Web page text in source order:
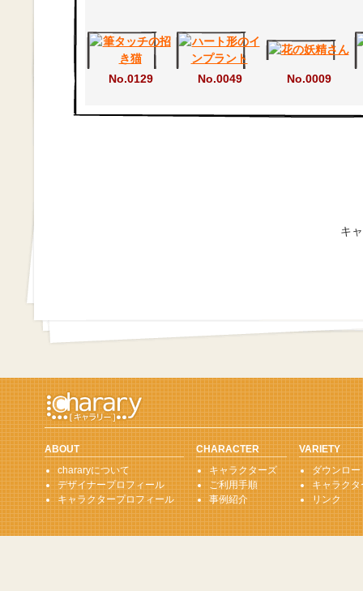
No.0129 No.0049 No.0009
キ
ABOUT
chararyについて
デザイナープロフィール
キャラクタープロフィール
CHARACTER
キャラクターズ
ご利用手順
事例紹介
VARIETY
ダウンロ
キャラク
リンク